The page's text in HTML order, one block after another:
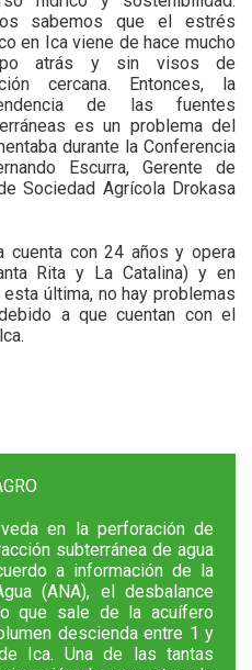
sabemos que el estrés
en Ica viene de hace mucho
atrás y sin visos de
cercana. Entonces, la
de las fuentes
es un problema del
durante la Conferencia
Escurra, Gerente de
Sociedad Agrícola Drokasa
cuenta con 24 años y opera
Rita y La Catalina) y en
última, no hay problemas
a que cuentan con el
en la perforación de
subterránea de agua
a información de la
(ANA), el desbalance
que sale de la acuífero
descienda entre 1 y
Ica. Una de las tantas